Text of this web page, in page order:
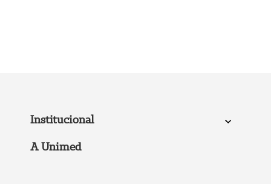
Institucional
A Unimed